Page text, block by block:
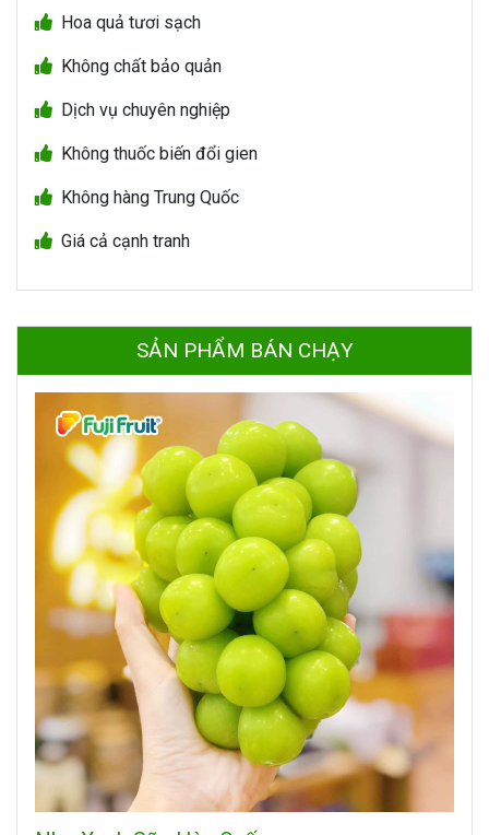
Hoa quả tươi sạch
Không chất bảo quản
Dịch vụ chuyên nghiệp
Không thuốc biến đổi gien
Không hàng Trung Quốc
Giá cả cạnh tranh
SẢN PHẨM BÁN CHẠY